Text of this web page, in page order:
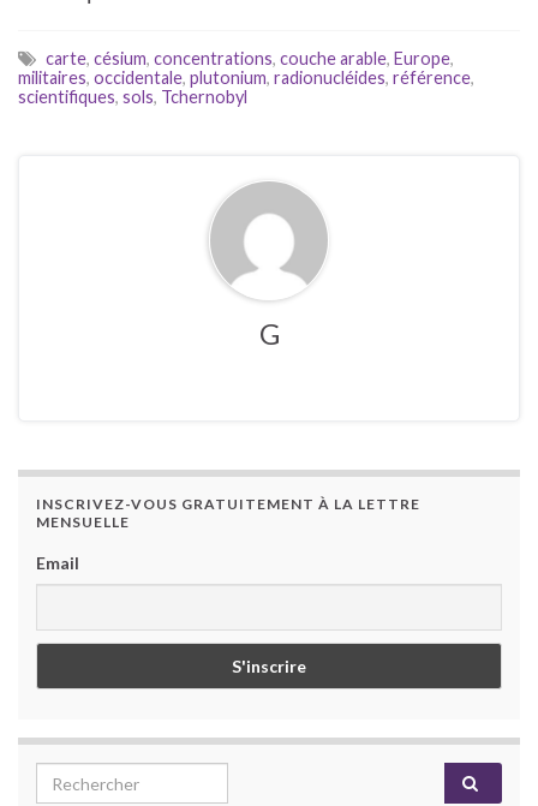
carte, césium, concentrations, couche arable, Europe,
militaires, occidentale, plutonium, radionucléides, référence,
scientifiques, sols, Tchernobyl
G
INSCRIVEZ-VOUS GRATUITEMENT À LA LETTRE
MENSUELLE
Email
Search for: